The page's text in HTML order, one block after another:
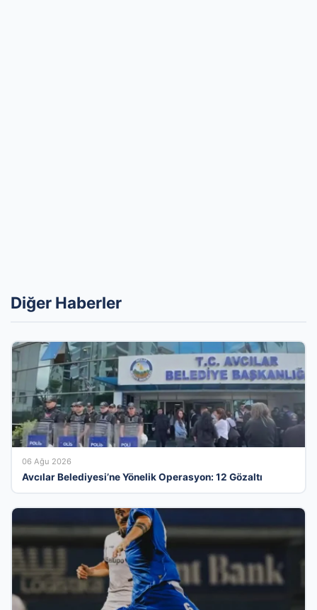
Diğer Haberler
06 Ağu 2026
Avcılar Belediyesi’ne Yönelik Operasyon: 12 Gözaltı